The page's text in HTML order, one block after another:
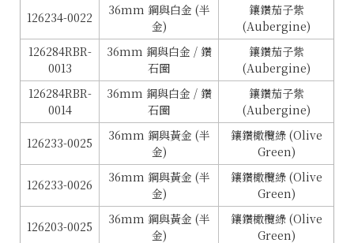
126234-0022
36mm 鋼與白金 (半
金)
鑲鑽茄子紫
(Aubergine)
126284RBR-
0013
36mm 鋼與白金 / 鑽
石圈
鑲鑽茄子紫
(Aubergine)
126284RBR-
0014
36mm 鋼與白金 / 鑽
石圈
鑲鑽茄子紫
(Aubergine)
126233-0025
36mm 鋼與黃金 (半
金)
鑲鑽橄欖綠 (Olive
Green)
126233-0026
36mm 鋼與黃金 (半
金)
鑲鑽橄欖綠 (Olive
Green)
126203-0025
36mm 鋼與黃金 (半
金)
鑲鑽橄欖綠 (Olive
Green)